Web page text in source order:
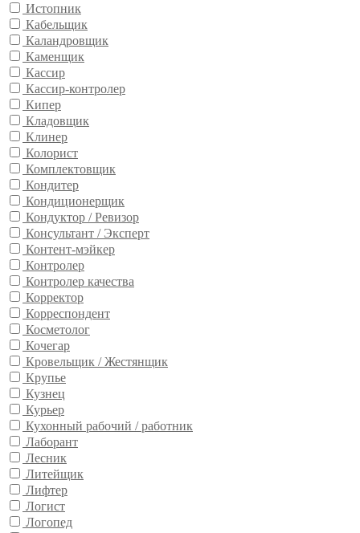
Истопник
Кабельщик
Каландровщик
Каменщик
Кассир
Кассир-контролер
Кипер
Кладовщик
Клинер
Колорист
Комплектовщик
Кондитер
Кондиционерщик
Кондуктор / Ревизор
Консультант / Эксперт
Контент-мэйкер
Контролер
Контролер качества
Корректор
Корреспондент
Косметолог
Кочегар
Кровельщик / Жестянщик
Крупье
Кузнец
Курьер
Кухонный рабочий / работник
Лаборант
Лесник
Литейщик
Лифтер
Логист
Логопед